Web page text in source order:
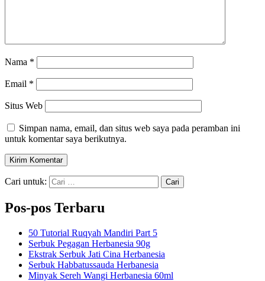
Nama *
Email *
Situs Web
Simpan nama, email, dan situs web saya pada peramban ini
untuk komentar saya berikutnya.
Cari untuk:
Pos-pos Terbaru
50 Tutorial Ruqyah Mandiri Part 5
Serbuk Pegagan Herbanesia 90g
Ekstrak Serbuk Jati Cina Herbanesia
Serbuk Habbatussauda Herbanesia
Minyak Sereh Wangi Herbanesia 60ml